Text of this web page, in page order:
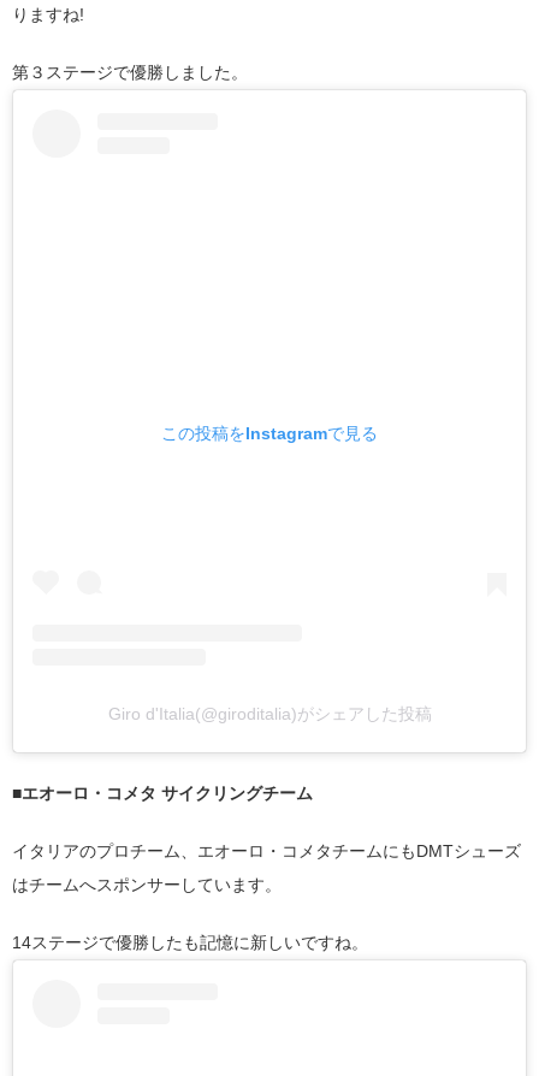
りますね!
第３ステージで優勝しました。
この投稿をInstagramで見る
Giro d'Italia(@giroditalia)がシェアした投稿
■エオーロ・コメタ サイクリングチーム
イタリアのプロチーム、エオーロ・コメタチームにもDMTシューズ
はチームへスポンサーしています。
14ステージで優勝したも記憶に新しいですね。